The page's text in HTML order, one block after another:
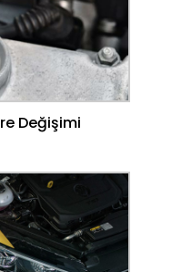
Değişimi